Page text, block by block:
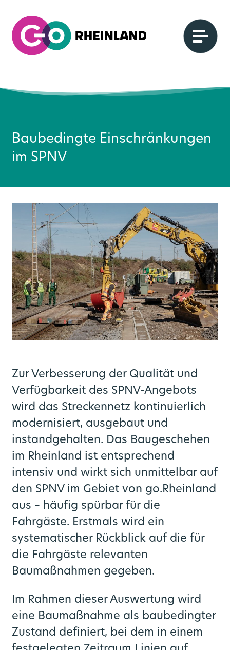
Baubedingte Einschränkungen
im SPNV
Zur Verbesserung der Qualität und
Verfügbarkeit des SPNV-Angebots
wird das Streckennetz kontinuierlich
modernisiert, ausgebaut und
instandgehalten. Das Baugeschehen
im Rheinland ist entsprechend
intensiv und wirkt sich unmittelbar auf
den SPNV im Gebiet von go.Rheinland
aus – häufig spürbar für die
Fahrgäste. Erstmals wird ein
systematischer Rückblick auf die für
die Fahrgäste relevanten
Baumaßnahmen gegeben.
Im Rahmen dieser Auswertung wird
eine Baumaßnahme als baubedingter
Zustand definiert, bei dem in einem
Angebot
Liniennetz
Verkehrsprodukte
Verkehrsqualität
SPNV-Vergabeverfahren
Die S-Bahn Rheinland kommt
Förderprogramme
Ausbau
Bahnknoten Köln
Bahnknoten Aachen
Rheinisches Revier
Vernetzte Mobilität
Mobilstationen
Park and Ride
Regionale Konzepte
Zukunftsmobilität
CoKo Rechner
Grundlagenuntersuchung Mobilität
Medienportal
Aktuelles
Veranstaltungen
LinkedIn News
Video- und Bildmaterial
Publikationen
Pressemeldungen Partner
Pressekontakte
Über uns
go.Rheinland GmbH
Zweckverband
go.Synergie
Gremien
Karriere
Stellenportal
Benefits